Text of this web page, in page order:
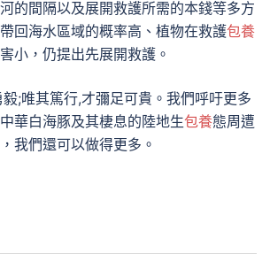
的間隔以及展開救護所需的本錢等多方
回海水區域的概率高、植物在救護包養
小，仍提出先展開救護。
;唯其篤行,才彌足可貴。我們呼吁更多
華白海豚及其棲息的陸地生包養態周遭
我們還可以做得更多。